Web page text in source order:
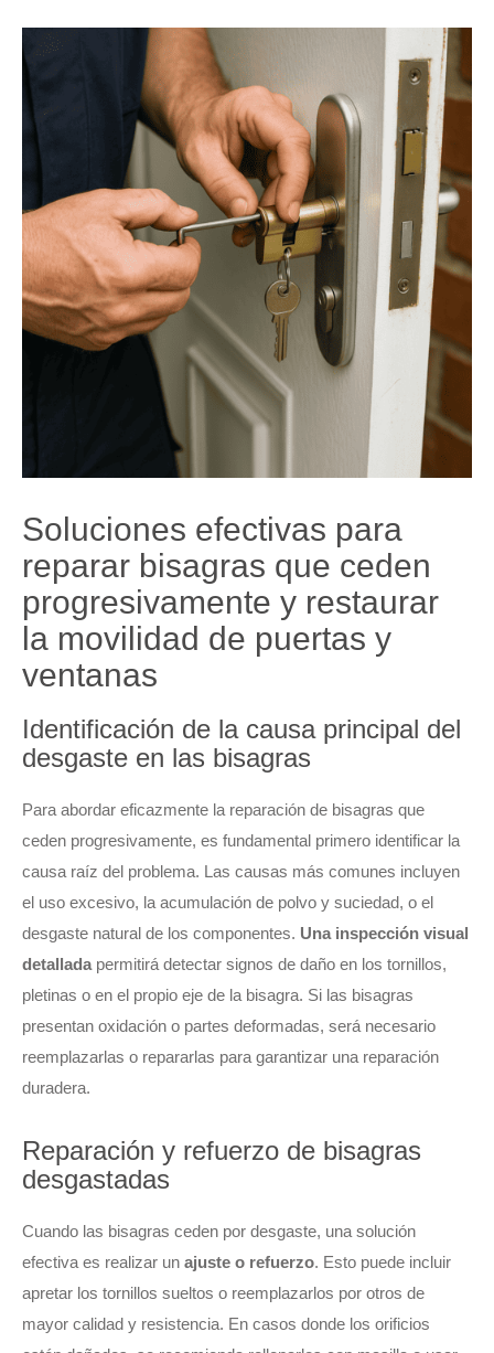
Soluciones efectivas para
reparar bisagras que ceden
progresivamente y restaurar
la movilidad de puertas y
ventanas
Identificación de la causa principal del
desgaste en las bisagras
Para abordar eficazmente la reparación de bisagras que
ceden progresivamente, es fundamental primero identificar la
causa raíz del problema. Las causas más comunes incluyen
el uso excesivo, la acumulación de polvo y suciedad, o el
desgaste natural de los componentes. Una inspección visual
detallada permitirá detectar signos de daño en los tornillos,
pletinas o en el propio eje de la bisagra. Si las bisagras
presentan oxidación o partes deformadas, será necesario
reemplazarlas o repararlas para garantizar una reparación
duradera.
Reparación y refuerzo de bisagras
desgastadas
Cuando las bisagras ceden por desgaste, una solución
efectiva es realizar un ajuste o refuerzo. Esto puede incluir
apretar los tornillos sueltos o reemplazarlos por otros de
mayor calidad y resistencia. En casos donde los orificios